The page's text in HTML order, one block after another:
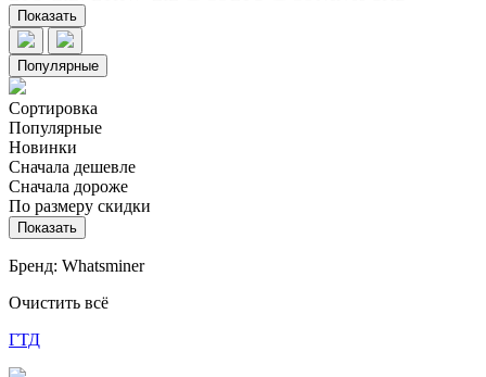
Показать
Популярные
Сортировка
Популярные
Новинки
Сначала дешевле
Сначала дороже
По размеру скидки
Показать
Бренд: Whatsminer
Очистить всё
ГТД